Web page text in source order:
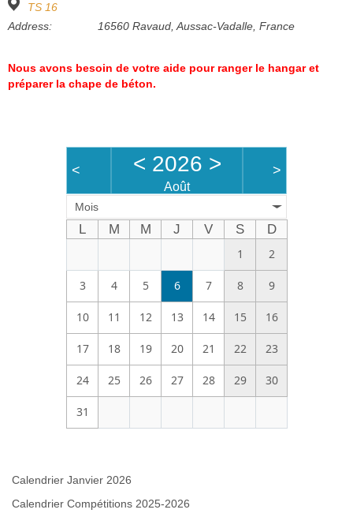
Boutique
TS 16
Address:
16560 Ravaud, Aussac-Vadalle, France
Nous avons besoin de votre aide pour ranger le hangar et
préparer la chape de béton.
< < 2026 >
Août
>
Mois
L M M J V S
D
1
2
3 4 5 6 7 8 9
10 11 12 13 14 15 16
17 18 19 20 21 22 23
24 25 26 27 28 29 30
31
Calendrier Janvier 2026
Calendrier Compétitions 2025-2026